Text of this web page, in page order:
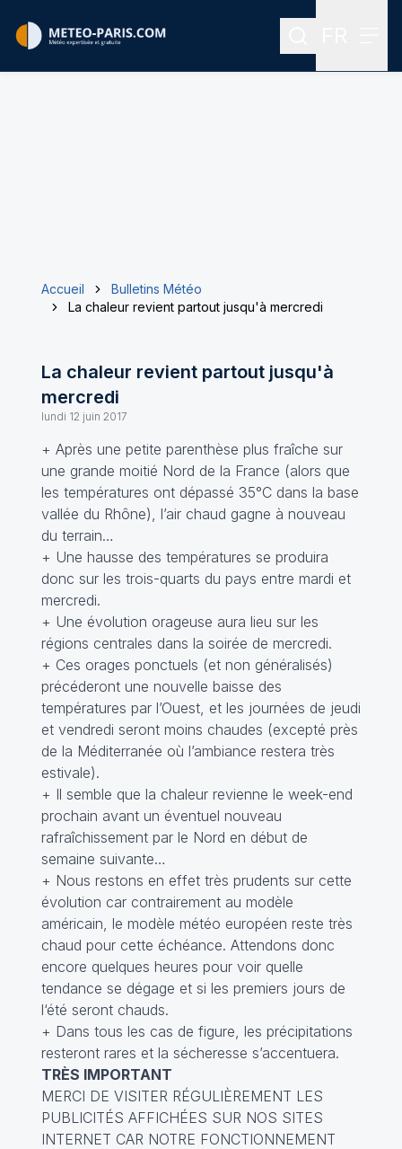
Rechercher
Accueil
Bulletins Météo
La chaleur revient partout jusqu'à mercredi
La chaleur revient partout jusqu'à
mercredi
lundi 12 juin 2017
+ Après une petite parenthèse plus fraîche sur
une grande moitié Nord de la France (alors que
les températures ont dépassé 35°C dans la base
vallée du Rhône), l’air chaud gagne à nouveau
du terrain…
+ Une hausse des températures se produira
donc sur les trois-quarts du pays entre mardi et
mercredi.
+ Une évolution orageuse aura lieu sur les
régions centrales dans la soirée de mercredi.
+ Ces orages ponctuels (et non généralisés)
précéderont une nouvelle baisse des
températures par l’Ouest, et les journées de jeudi
et vendredi seront moins chaudes (excepté près
de la Méditerranée où l’ambiance restera très
estivale).
+ Il semble que la chaleur revienne le week-end
prochain avant un éventuel nouveau
rafraîchissement par le Nord en début de
semaine suivante…
+ Nous restons en effet très prudents sur cette
évolution car contrairement au modèle
américain, le modèle météo européen reste très
chaud pour cette échéance. Attendons donc
encore quelques heures pour voir quelle
tendance se dégage et si les premiers jours de
l‘été seront chauds.
+ Dans tous les cas de figure, les précipitations
resteront rares et la sécheresse s’accentuera.
TRÈS IMPORTANT
MERCI DE VISITER RÉGULIÈREMENT LES
PUBLICITÉS AFFICHÉES SUR NOS SITES
INTERNET CAR NOTRE FONCTIONNEMENT